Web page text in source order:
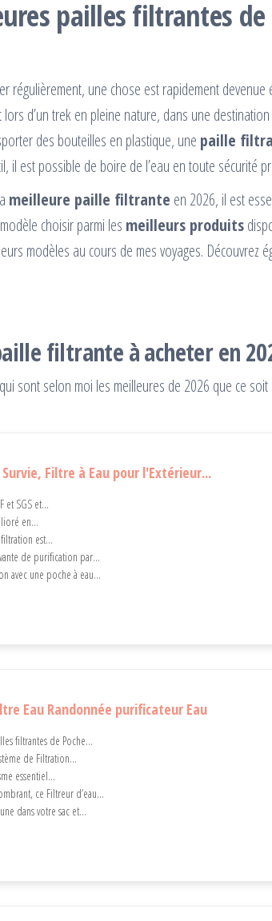
pailles filtrantes de
régulièrement, une chose est rapidement devenue
d’un trek en pleine nature, dans une
des bouteilles en plastique, une paille
il est possible de boire de l’eau en toute sécurité
meilleure paille filtrante en 2026, il est
choisir parmi les meilleurs produits
modèles au cours de mes voyages. Découvrez
filtrante à acheter en
sont selon moi les meilleures de 2026 que ce
Filtre à Eau pour l'Extérieur...
et SGS et...
en...
est...
de purification par...
avec une poche à eau...
Eau Randonnée purificateur Eau
filtrantes de Poche...
de Filtration...
essentiel...
ce Filtreur d’eau...
dans votre sac et...